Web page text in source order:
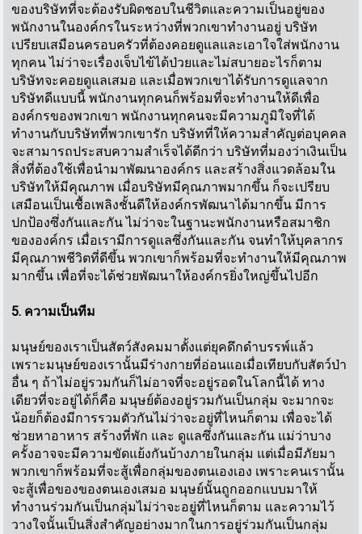
ของบริษัทที่จะต้องรับผิดชอบในชีวิตและความเป็นอยู่ของ
พนักงานในองค์กรในระหว่างที่พวกเขาทำงานอยู่ บริษัท
เปรียบเสมือนครอบครัวที่ต้องคอยดูแลและเอาใจใส่พนักงาน
ทุกคน ไม่ว่าจะเรื่องเจ็บไข้ได้ป่วยและไม่สบายอะไรก็ตาม
บริษัทจะคอยดูแลเสมอ และเมื่อพวกเขาได้รับการดูแลจาก
บริษัทดีแบบนี้ พนักงานทุกคนก็พร้อมที่จะทำงานให้ดีเพื่อ
องค์กรของพวกเขา พนักงานทุกคนจะมีความภูมิใจที่ได้
ทำงานกับบริษัทที่พวกเขารัก บริษัทที่ให้ความสำคัญต่อบุคคล
จะสามารถประสบความสำเร็จได้ดีกว่า บริษัทที่มองว่าเงินเป็น
สิ่งที่ต้องใช้เพื่อนำมาพัฒนาองค์กร และสร้างสิ่งแวดล้อมใน
บริษัทให้มีคุณภาพ เมื่อบริษัทมีคุณภาพมากขึ้น ก็จะเปรียบ
เสมือนเป็นเชื้อเพลิงชั้นดีให้องค์กรพัฒนาได้มากขึ้น มีการ
ปกป้องซึ่งกันและกัน ไม่ว่าจะในฐานะพนักงานหรือสมาชิก
ขององค์กร เมื่อเรามีการดูแลซึ่งกันและกัน จนทำให้บุคลากร
มีคุณภาพชีวิตที่ดีขึ้น พวกเขาก็พร้อมที่จะทำงานให้มีคุณภาพ
มากขึ้น เพื่อที่จะได้ช่วยพัฒนาให้องค์กรยิ่งใหญ่ขึ้นไปอีก
5. ความเป็นทีม
มนุษย์ของเราเป็นสัตว์สังคมมาตั้งแต่ยุคดึกดำบรรพ์แล้ว
เพราะมนุษย์ของเรานั้นมีร่างกายที่อ่อนแอเมื่อเทียบกับสัตว์ป่า
อื่น ๆ ถ้าไม่อยู่รวมกันก็ไม่อาจที่จะอยู่รอดในโลกนี้ได้ ทาง
เดียวที่จะอยู่ได้ก็คือ มนุษย์ต้องอยู่รวมกันเป็นกลุ่ม จะมากจะ
น้อยก็ต้องมีการรวมตัวกันไม่ว่าจะอยู่ที่ไหนก็ตาม เพื่อจะได้
ช่วยหาอาหาร สร้างที่พัก และ ดูแลซึ่งกันและกัน แม่ว่าบาง
ครั้งอาจจะมีความขัดแย้งกันบ้างภายในกลุ่ม แต่เมื่อมีภัยมา
พวกเขาก็พร้อมที่จะสู้เพื่อกลุ่มของตนเองเอง เพราะคนเรานั้น
จะสู้เพื่อของของตนเองเสมอ มนุษย์นั้นถูกออกแบบมาให้
ทำงานร่วมกันเป็นกลุ่มไม่ว่าจะอยู่ที่ไหนก็ตาม และความไว้
วางใจนั้นเป็นสิ่งสำคัญอย่างมากในการอยู่ร่วมกันเป็นกลุ่ม